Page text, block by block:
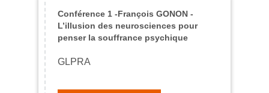
Conférence 1 -François GONON -
L’illusion des neurosciences pour
penser la souffrance psychique
GLPRA